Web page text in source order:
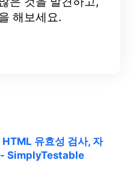
해보세요.
유효성 검사, 자
- SimplyTestable